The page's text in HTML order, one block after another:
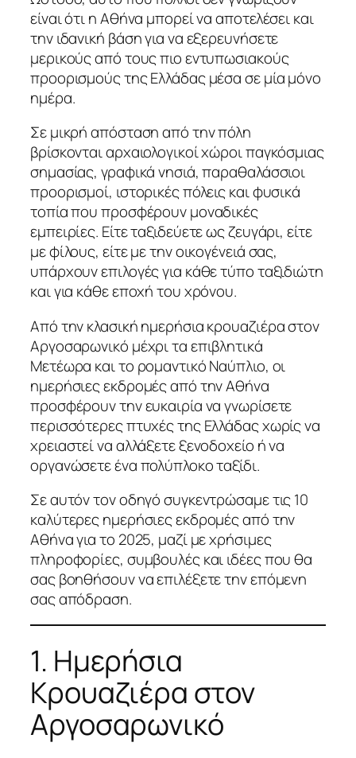
είναι ότι η Αθήνα μπορεί να αποτελέσει και
την ιδανική βάση για να εξερευνήσετε
μερικούς από τους πιο εντυπωσιακούς
προορισμούς της Ελλάδας μέσα σε μία μόνο
ημέρα.
Σε μικρή απόσταση από την πόλη
βρίσκονται αρχαιολογικοί χώροι παγκόσμιας
σημασίας, γραφικά νησιά, παραθαλάσσιοι
προορισμοί, ιστορικές πόλεις και φυσικά
τοπία που προσφέρουν μοναδικές
εμπειρίες. Είτε ταξιδεύετε ως ζευγάρι, είτε
με φίλους, είτε με την οικογένειά σας,
υπάρχουν επιλογές για κάθε τύπο ταξιδιώτη
και για κάθε εποχή του χρόνου.
Από την κλασική ημερήσια κρουαζιέρα στον
Αργοσαρωνικό μέχρι τα επιβλητικά
Μετέωρα και το ρομαντικό Ναύπλιο, οι
ημερήσιες εκδρομές από την Αθήνα
προσφέρουν την ευκαιρία να γνωρίσετε
περισσότερες πτυχές της Ελλάδας χωρίς να
χρειαστεί να αλλάξετε ξενοδοχείο ή να
οργανώσετε ένα πολύπλοκο ταξίδι.
Σε αυτόν τον οδηγό συγκεντρώσαμε τις 10
καλύτερες ημερήσιες εκδρομές από την
Αθήνα για το 2025, μαζί με χρήσιμες
πληροφορίες, συμβουλές και ιδέες που θα
σας βοηθήσουν να επιλέξετε την επόμενη
σας απόδραση.
1. Ημερήσια
Κρουαζιέρα στον
Αργοσαρωνικό